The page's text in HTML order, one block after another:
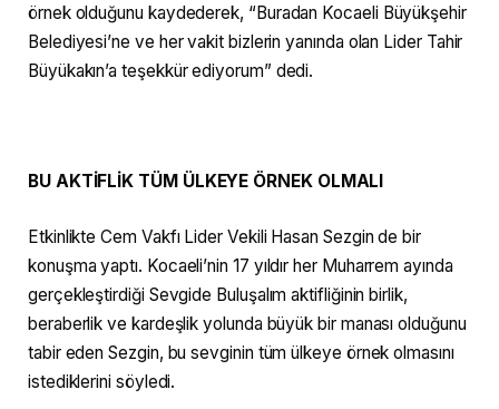
örnek olduğunu kaydederek, “Buradan Kocaeli Büyükşehir
Belediyesi’ne ve her vakit bizlerin yanında olan Lider Tahir
Büyükakın’a teşekkür ediyorum” dedi.
BU AKTİFLİK TÜM ÜLKEYE ÖRNEK OLMALI
Etkinlikte Cem Vakfı Lider Vekili Hasan Sezgin de bir
konuşma yaptı. Kocaeli’nin 17 yıldır her Muharrem ayında
gerçekleştirdiği Sevgide Buluşalım aktifliğinin birlik,
beraberlik ve kardeşlik yolunda büyük bir manası olduğunu
tabir eden Sezgin, bu sevginin tüm ülkeye örnek olmasını
istediklerini söyledi.